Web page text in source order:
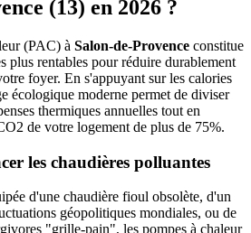
(13) en 2026 ?
(PAC) à Salon-de-Provence constitue
plus rentables pour réduire durablement
foyer. En s'appuyant sur les calories
écologique moderne permet de diviser
thermiques annuelles tout en
de votre logement de plus de 75%.
les chaudières polluantes
d'une chaudière fioul obsolète, d'un
géopolitiques mondiales, ou de
"grille-pain", les pompes à chaleur